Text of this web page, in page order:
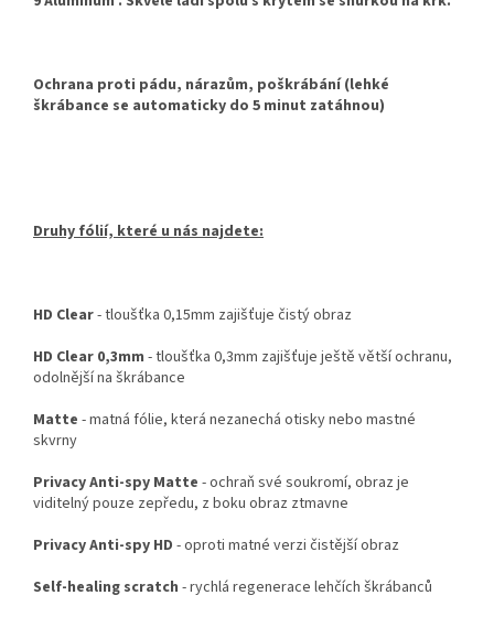
Ochrana proti pádu, nárazům, poškrábání (lehké
škrábance se automaticky do 5 minut zatáhnou)
Druhy fólií, které u nás najdete:
HD Clear- tloušťka 0,15mm zajišťuje čistý obraz
HD Clear 0,3mm - tloušťka 0,3mm zajišťuje ještě větší ochranu,
odolnější na škrábance
Matte - matná fólie, která nezanechá otisky nebo mastné
skvrny
Privacy Anti-spy Matte - ochraň své soukromí, obraz je
viditelný pouze zepředu, z boku obraz ztmavne
Privacy Anti-spy HD - oproti matné verzi čistější obraz
Self-healing scratch - rychlá regenerace lehčích škrábanců